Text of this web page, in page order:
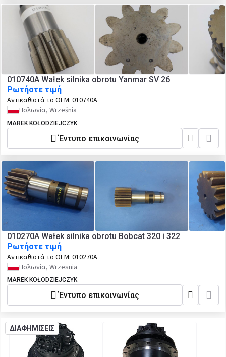
010740A Wałek silnika obrotu Yanmar SV 26
Ρωτήστε τιμή
Αντικαθιστά το OEM: 010740A
Πολωνία, Września
MAREK KOŁODZIEJCZYK
Έντυπο επικοινωνίας
010270A Wałek silnika obrotu Bobcat 320 i 322
Ρωτήστε τιμή
Αντικαθιστά το OEM: 010270A
Πολωνία, Wrzesnia
MAREK KOŁODZIEJCZYK
Έντυπο επικοινωνίας
ΔΙΑΦΗΜΙΣΕΙΣ